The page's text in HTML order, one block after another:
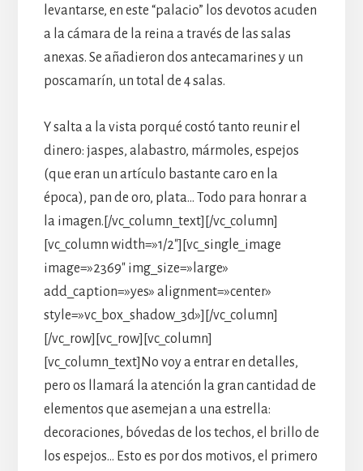
levantarse, en este “palacio” los devotos acuden
a la cámara de la reina a través de las salas
anexas. Se añadieron dos antecamarines y un
poscamarín, un total de 4 salas.
Y salta a la vista porqué costó tanto reunir el
dinero: jaspes, alabastro, mármoles, espejos
(que eran un artículo bastante caro en la
época), pan de oro, plata… Todo para honrar a
la imagen.[/vc_column_text][/vc_column]
[vc_column width=»1/2″][vc_single_image
image=»2369″ img_size=»large»
add_caption=»yes» alignment=»center»
style=»vc_box_shadow_3d»][/vc_column]
[/vc_row][vc_row][vc_column]
[vc_column_text]No voy a entrar en detalles,
pero os llamará la atención la gran cantidad de
elementos que asemejan a una estrella:
decoraciones, bóvedas de los techos, el brillo de
los espejos… Esto es por dos motivos, el primero